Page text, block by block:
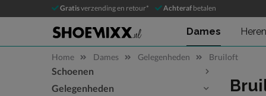
Gratisverzending en retour* Achteraf betalen
Dames Heren
Home Dames Gelegenheden Bruiloft
Sla categorieën over
Schoenen
Gelegenheden